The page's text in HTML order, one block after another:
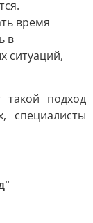
время
в
ситуаций,
подход
специалисты